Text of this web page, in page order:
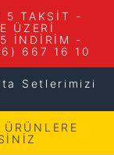
5 TAKSİT -
ÜZERİ
5 İNDİRİM -
667 16 10
Setlerimizi